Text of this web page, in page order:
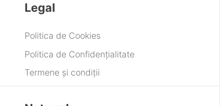
Legal
Politica de Cookies
Politica de Confidențialitate
Termene și condiții